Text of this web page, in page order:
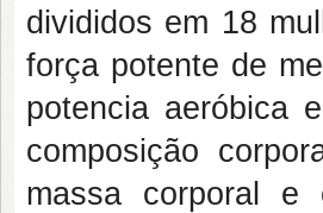
divididos em 18
força potente de
potencia aeróbica
composição
massa corporal e